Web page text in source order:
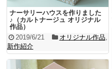
ナーサリーハウスを作りました
♪（カルトナージュ オリジナル
作品）
2019/6/21
オリジナル作品
新作紹介